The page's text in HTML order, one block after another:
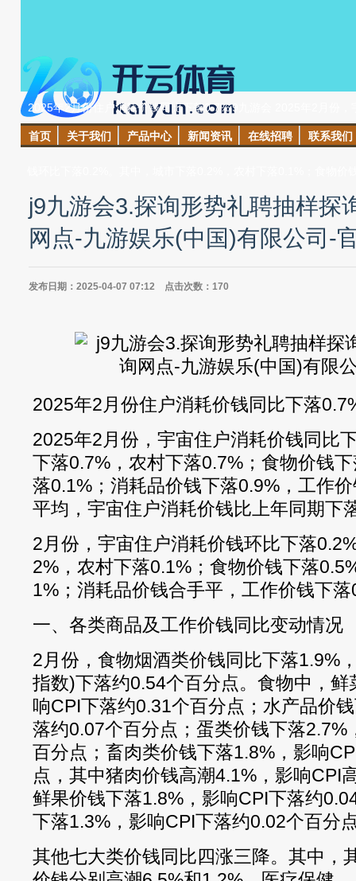
2025年2月份住户消耗价钱同比下落0.7%j9九游会 2025年2月份
3.3%，非食物价钱下落0.1%；消耗品价钱下落0.9%，工作价钱
首页 关于我们 产品中心 新闻资讯 在线招聘 联系我们
j9九游会3.探询形势礼聘抽样探
网点-九游娱乐(中国)有限公司-
发布日期：2025-04-07 07:12 点击次数：170
2025年2月份住户消耗价钱同比下落
2025年2月份，宇宙住户消耗价钱同比
下落0.7%，农村下落0.7%；食物价钱
落0.1%；消耗品价钱下落0.9%，工作
平均，宇宙住户消耗价钱比上年同期下
2月份，宇宙住户消耗价钱环比下落
2%，农村下落0.1%；食物价钱下落
1%；消耗品价钱合手平，工作价钱下落
一、各类商品及工作价钱同比变动情况
2月份，食物烟酒类价钱同比下落1.9%
指数)下落约0.54个百分点。食物中，
响CPI下落约0.31个百分点；水产品价
落约0.07个百分点；蛋类价钱下落2.7%
百分点；畜肉类价钱下落1.8%，影响
点，其中猪肉价钱高潮4.1%，影响CPI
鲜果价钱下落1.8%，影响CPI下落约
下落1.3%，影响CPI下落约0.02个百分
其他七大类价钱同比四涨三降。其中，